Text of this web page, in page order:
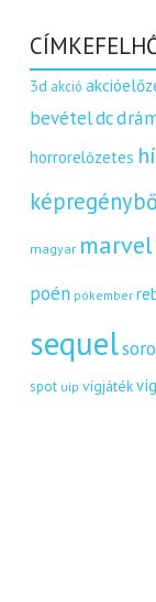
3d akció
bevételdc
horrorelőzetes
magyar marvel
poén pókember
sequel
spot uip vígjáték